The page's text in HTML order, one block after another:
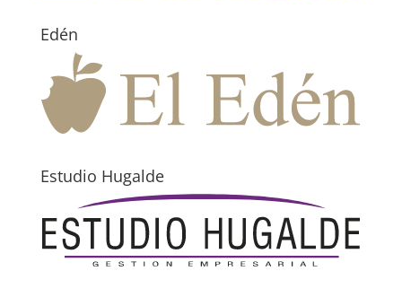
Edén
Estudio Hugalde